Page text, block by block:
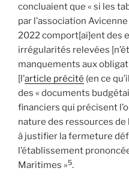
concluaient que « si les
par l’association
2022 comport[ai]ent des
irrégularités relevées
manquements aux
[l’article précité (en ce
des « documents
financiers qui précisent
nature des ressources de
à justifier la fermeture
l’établissement
Maritimes »5.